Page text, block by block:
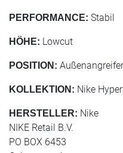
PERFORMANCE: Stabil
HÖHE: Lowcut
POSITION:
KOLLEKTION: Nike
HERSTELLER: Nike
NIKE Retail B.V.
PO BOX 6453